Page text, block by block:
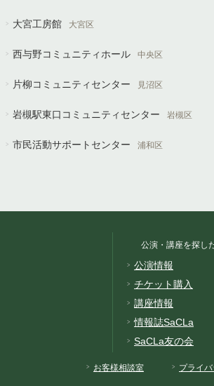
大宮工房館 大宮区
西与野コミュニティホール 中央区
片柳コミュニティセンター 見沼区
岩槻駅東口コミュニティセンター 岩槻区
市民活動サポートセンター 浦和区
公演・講座を探し
公演情報
チケット購入
講座情報
情報誌SaCLa
SaCLa友の会
お客様相談室 プライ